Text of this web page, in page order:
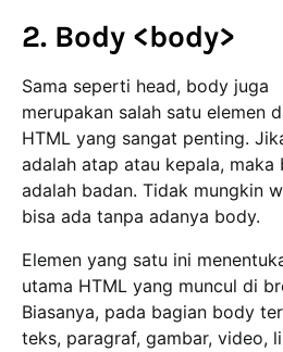
2. Body <body>
Sama seperti head, body juga
merupakan salah satu elemen
HTML yang sangat penting.
adalah atap atau kepala, maka
adalah badan. Tidak mungkin
bisa ada tanpa adanya body.
Elemen yang satu ini
utama HTML yang muncul di
Biasanya, pada bagian body
teks, paragraf, gambar, video,